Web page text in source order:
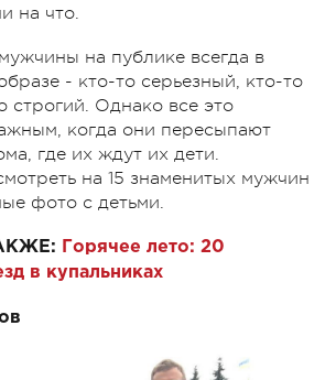
на что.
на публике всегда в
- кто-то серьезный, кто-то
строгий. Однако все это
когда они пересыпают
где их ждут их дети.
на 15 знаменитых мужчин
фото с детьми.
Горячее лето: 20
в купальниках